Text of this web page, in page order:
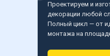
Проектируем и
декорации любой
Полный цикл — от
монтажа на